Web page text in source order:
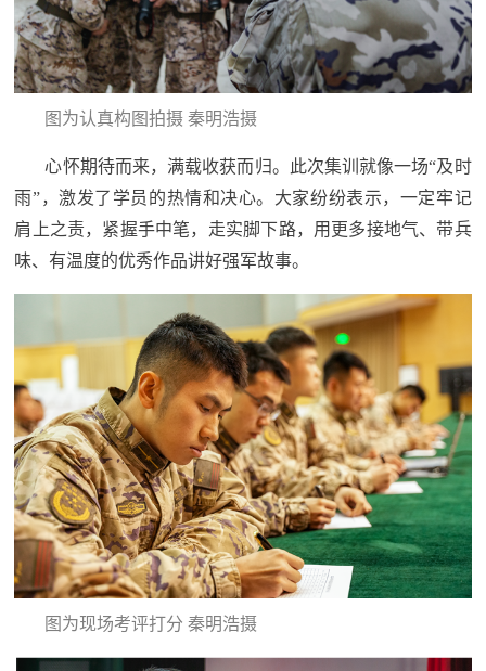
图为认真构图拍摄 秦明浩摄
心怀期待而来，满载收获而归。此次集训就像一场“及时
雨”，激发了学员的热情和决心。大家纷纷表示，一定牢记
肩上之责，紧握手中笔，走实脚下路，用更多接地气、带兵
味、有温度的优秀作品讲好强军故事。
图为现场考评打分 秦明浩摄